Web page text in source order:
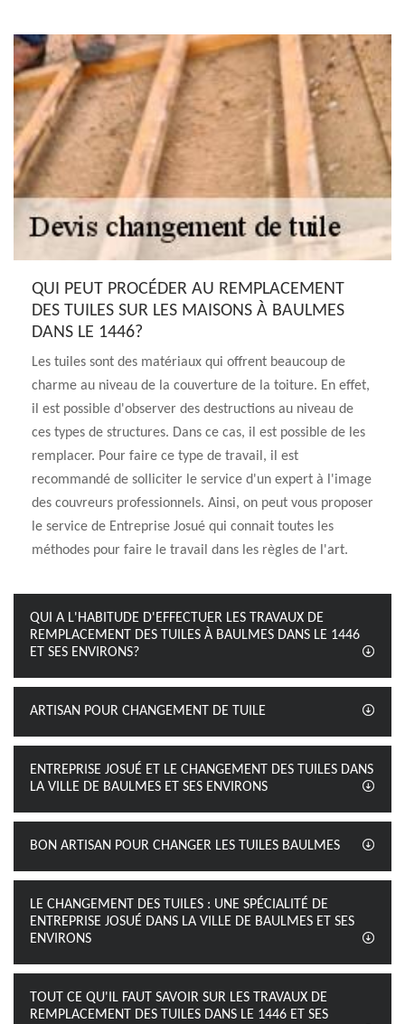
QUI PEUT PROCÉDER AU REMPLACEMENT
DES TUILES SUR LES MAISONS À BAULMES
DANS LE 1446?
Les tuiles sont des matériaux qui offrent beaucoup de
charme au niveau de la couverture de la toiture. En effet,
il est possible d'observer des destructions au niveau de
ces types de structures. Dans ce cas, il est possible de les
remplacer. Pour faire ce type de travail, il est
recommandé de solliciter le service d'un expert à l'image
des couvreurs professionnels. Ainsi, on peut vous proposer
le service de Entreprise Josué qui connait toutes les
méthodes pour faire le travail dans les règles de l'art.
QUI A L'HABITUDE D'EFFECTUER LES TRAVAUX DE
REMPLACEMENT DES TUILES À BAULMES DANS LE 1446
ET SES ENVIRONS?
ARTISAN POUR CHANGEMENT DE TUILE
ENTREPRISE JOSUÉ ET LE CHANGEMENT DES TUILES DANS
LA VILLE DE BAULMES ET SES ENVIRONS
BON ARTISAN POUR CHANGER LES TUILES BAULMES
LE CHANGEMENT DES TUILES : UNE SPÉCIALITÉ DE
ENTREPRISE JOSUÉ DANS LA VILLE DE BAULMES ET SES
ENVIRONS
TOUT CE QU'IL FAUT SAVOIR SUR LES TRAVAUX DE
REMPLACEMENT DES TUILES DANS LE 1446 ET SES